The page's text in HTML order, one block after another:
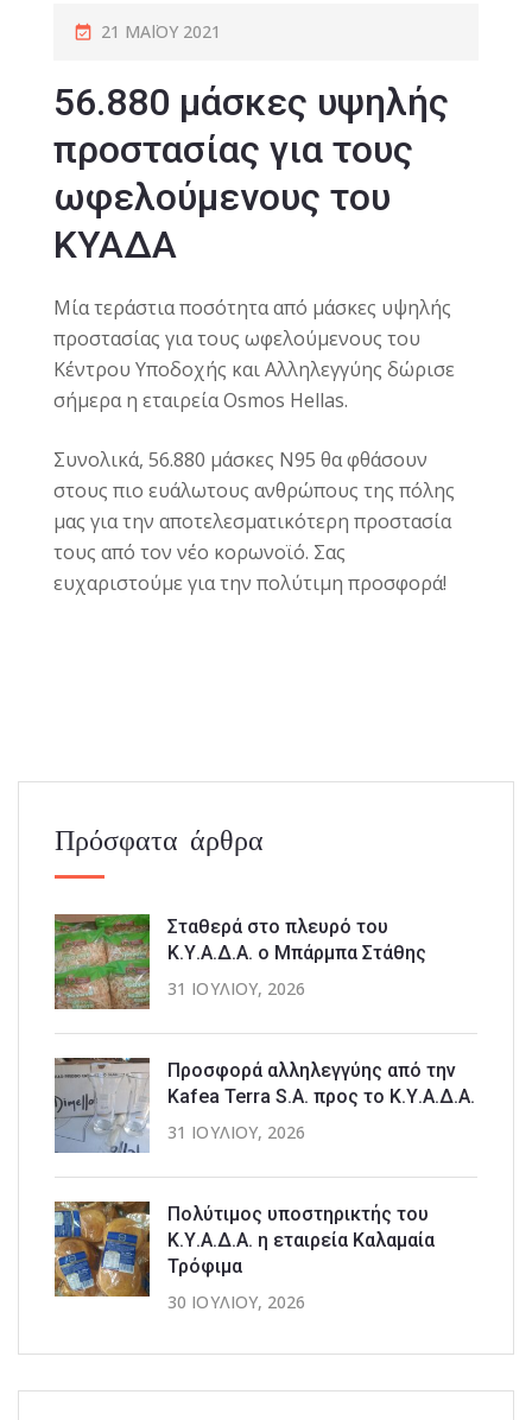
21 ΜΑΪ́ΟΥ 2021
56.880 μάσκες υψηλής
προστασίας για τους
ωφελούμενους του
ΚΥΑΔΑ
Mία τεράστια ποσότητα από μάσκες υψηλής
προστασίας για τους ωφελούμενους του
Κέντρου Υποδοχής και Αλληλεγγύης δώρισε
σήμερα η εταιρεία Osmos Hellas.
Συνολικά, 56.880 μάσκες N95 θα φθάσουν
στους πιο ευάλωτους ανθρώπους της πόλης
μας για την αποτελεσματικότερη προστασία
τους από τον νέο κορωνοϊό. Σας
ευχαριστούμε για την πολύτιμη προσφορά!
Πρόσφατα άρθρα
Σταθερά στο πλευρό του
Κ.Υ.Α.Δ.Α. ο Μπάρμπα Στάθης
31 ΙΟΥΛΊΟΥ, 2026
Προσφορά αλληλεγγύης από την
Kafea Terra S.A. προς το Κ.Υ.Α.Δ.Α.
31 ΙΟΥΛΊΟΥ, 2026
Πολύτιμος υποστηρικτής του
Κ.Υ.Α.Δ.Α. η εταιρεία Καλαμαία
Τρόφιμα
30 ΙΟΥΛΊΟΥ, 2026